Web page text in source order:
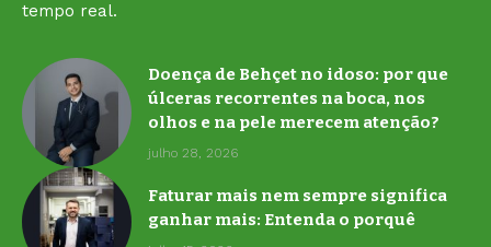
tempo real.
Doença de Behçet no idoso: por que
úlceras recorrentes na boca, nos
olhos e na pele merecem atenção?
julho 28, 2026
Faturar mais nem sempre significa
ganhar mais: Entenda o porquê